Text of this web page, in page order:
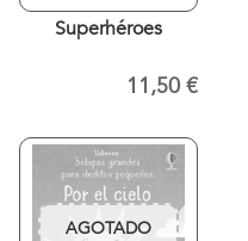
Superhéroes
11,50 €
AGOTADO